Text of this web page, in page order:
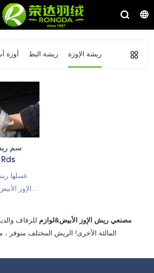
أوزة ريشة البط ريشة الإوزة
مصنعي ريش الإوز الأبيض&لوازم للزفاف
المالئة الأخرى! الريش المختلف متوفر ،
مغسولة مع شهادة Rds
الإوز